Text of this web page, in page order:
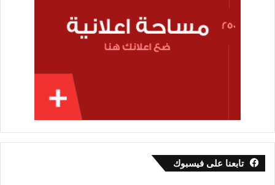
تابعنا على فيسبوك